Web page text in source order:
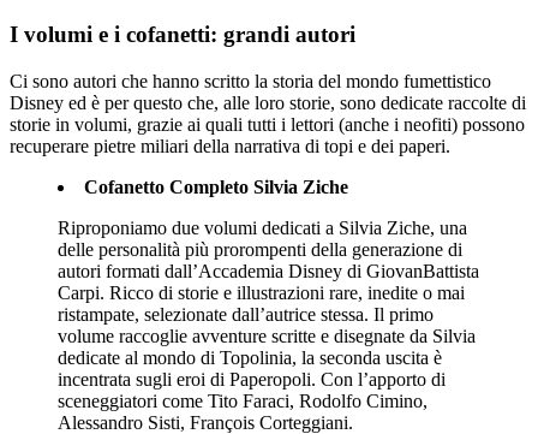
I volumi e i cofanetti: grandi autori
Ci sono autori che hanno scritto la storia del mondo fumettistico
Disney ed è per questo che, alle loro storie, sono dedicate raccolte di
storie in volumi, grazie ai quali tutti i lettori (anche i neofiti) possono
recuperare pietre miliari della narrativa di topi e dei paperi.
Cofanetto Completo Silvia Ziche
Riproponiamo due volumi dedicati a Silvia Ziche, una
delle personalità più prorompenti della generazione di
autori formati dall’Accademia Disney di GiovanBattista
Carpi. Ricco di storie e illustrazioni rare, inedite o mai
ristampate, selezionate dall’autrice stessa. Il primo
volume raccoglie avventure scritte e disegnate da Silvia
dedicate al mondo di Topolinia, la seconda uscita è
incentrata sugli eroi di Paperopoli. Con l’apporto di
sceneggiatori come Tito Faraci, Rodolfo Cimino,
Alessandro Sisti, François Corteggiani.